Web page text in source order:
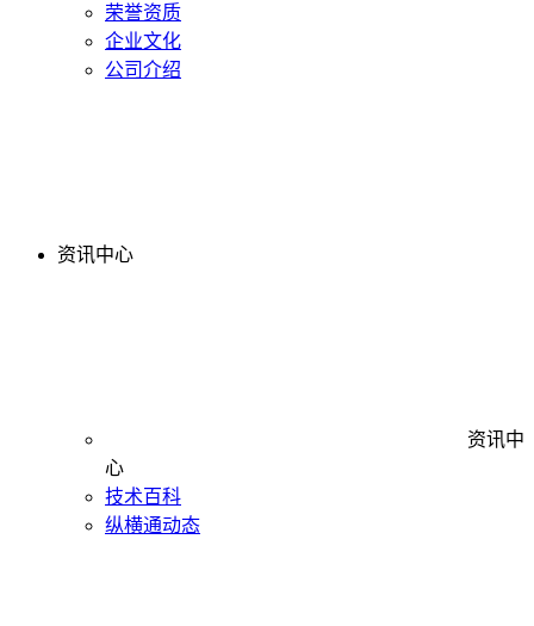
荣誉资质
企业文化
公司介绍
资讯中心
资讯中
心
技术百科
纵横通动态